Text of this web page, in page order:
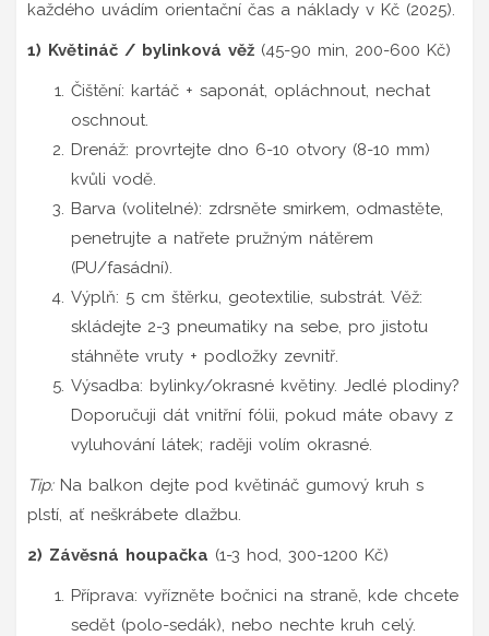
každého uvádím orientační čas a náklady v Kč (2025).
1) Květináč / bylinková věž (45-90 min, 200-600 Kč)
Čištění: kartáč + saponát, opláchnout, nechat
oschnout.
Drenáž: provrtejte dno 6-10 otvory (8-10 mm)
kvůli vodě.
Barva (volitelné): zdrsněte smirkem, odmastěte,
penetrujte a natřete pružným nátěrem
(PU/fasádní).
Výplň: 5 cm štěrku, geotextilie, substrát. Věž:
skládejte 2-3 pneumatiky na sebe, pro jistotu
stáhněte vruty + podložky zevnitř.
Výsadba: bylinky/okrasné květiny. Jedlé plodiny?
Doporučuji dát vnitřní fólii, pokud máte obavy z
vyluhování látek; raději volím okrasné.
Tip:Na balkon dejte pod květináč gumový kruh s
plstí, ať neškrábete dlažbu.
2) Závěsná houpačka (1-3 hod, 300-1200 Kč)
Příprava: vyřízněte bočnici na straně, kde chcete
sedět (polo-sedák), nebo nechte kruh celý.